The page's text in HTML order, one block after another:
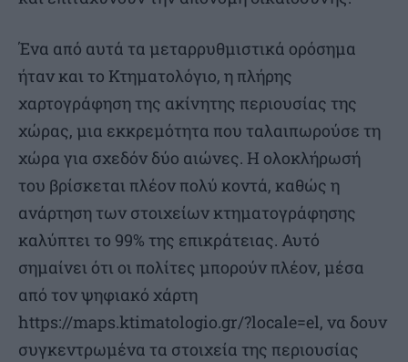
Ένα από αυτά τα μεταρρυθμιστικά ορόσημα
ήταν και το Κτηματολόγιο, η πλήρης
χαρτογράφηση της ακίνητης περιουσίας της
χώρας, μια εκκρεμότητα που ταλαιπωρούσε τη
χώρα για σχεδόν δύο αιώνες. Η ολοκλήρωσή
του βρίσκεται πλέον πολύ κοντά, καθώς η
ανάρτηση των στοιχείων κτηματογράφησης
καλύπτει το 99% της επικράτειας. Αυτό
σημαίνει ότι οι πολίτες μπορούν πλέον, μέσα
από τον ψηφιακό χάρτη
https://maps.ktimatologio.gr/?locale=el, να δουν
συγκεντρωμένα τα στοιχεία της περιουσίας